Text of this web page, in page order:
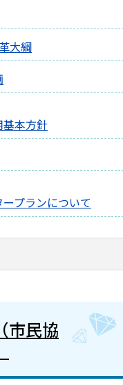
大綱
本方針
プランについて
市民協